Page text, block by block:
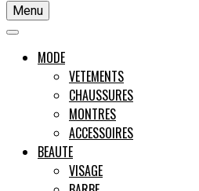
Un guide pour l'homme moderne
Menu
MODE
VETEMENTS
CHAUSSURES
MONTRES
ACCESSOIRES
BEAUTE
VISAGE